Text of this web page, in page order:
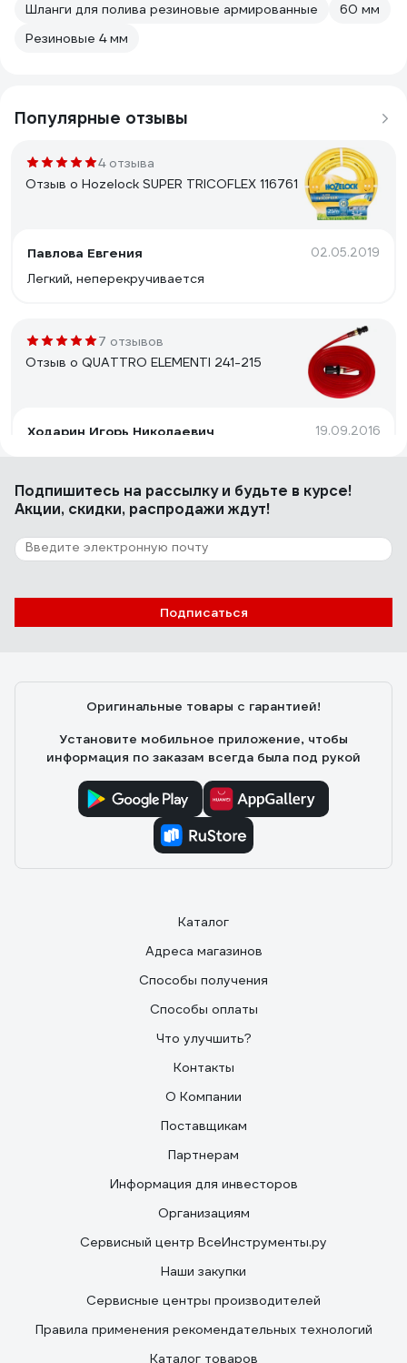
Шланги для полива резиновые армированные
60 мм
Резиновые 4 мм
Популярные отзывы
4 отзыва
Отзыв о Hozelock SUPER TRICOFLEX 116761
Павлова Евгения 02.05.2019
Легкий, неперекручивается
7 отзывов
Отзыв о QUATTRO ELEMENTI 241-215
Ходарин Игорь Николаевич 19.09.2016
Нет падения давления при длине 15 метров, т.е.
атмосферах на входе дает ширину зоны полива
примерно 4 метра (по 2 метра в каждую сторону от
метров. Легко раскладывается, не хрупкий.
32 отзыва
Подпишитесь на рассылкуи будьте в курсе!
Акции, скидки, распродажи ждут!
Подписаться
Оригинальные товары с гарантией!
Установите мобильное приложение, чтобы
информация по заказам всегда была под рукой
Каталог
Адреса магазинов
Способы получения
Способы оплаты
Что улучшить?
Контакты
О Компании
Поставщикам
Партнерам
Информация для инвесторов
Организациям
Сервисный центр ВсеИнструменты.ру
Наши закупки
Сервисные центры производителей
Правила применения рекомендательных технологий
Каталог товаров